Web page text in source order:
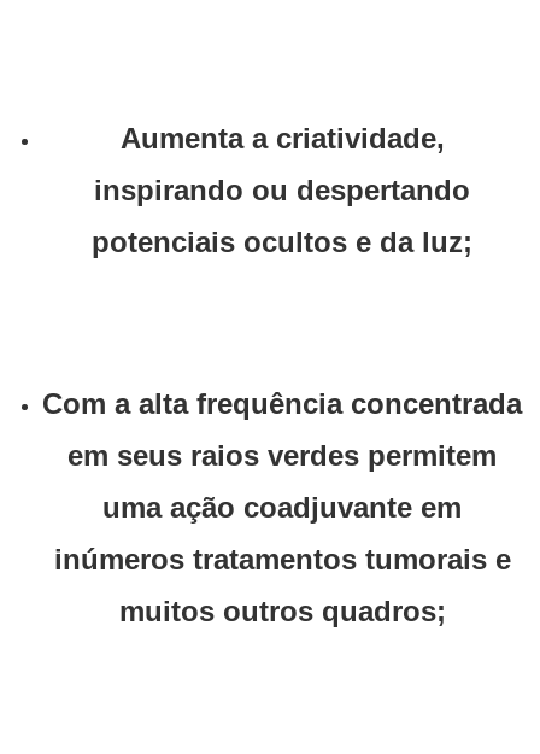
Aumenta a criatividade,
inspirando ou despertando
potenciais ocultos e da luz;
Com a alta frequência concentrada
em seus raios verdes permitem
uma ação coadjuvante em
inúmeros tratamentos tumorais e
muitos outros quadros;